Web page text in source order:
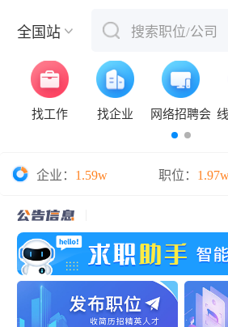
全国站 搜索职位/公司
下拉刷新
找工作 找企业 网络招聘会
企业： 1.59w 职位：